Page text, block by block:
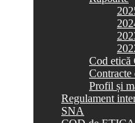
Cod etică
Contracte
Profil și
Regulament
SNA